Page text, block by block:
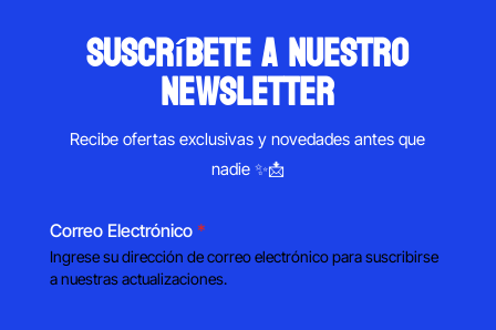
suscríbete a nuestro
newsletter
Recibe ofertas exclusivas y novedades antes que
nadie ✨📩
Correo Electrónico *
Ingrese su dirección de correo electrónico para suscribirse
a nuestras actualizaciones.